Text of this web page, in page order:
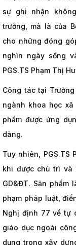
sự ghi nhận
trường, mà là của
cho những đóng
nghìn ngày sống
PGS.TS Phạm Thị
Công tác tại
ngành khoa học
phẩm được ứng
dàng.
Tuy nhiên, PGS.TS
khi được chủ trì và
GD&ĐT. Sản phẩm
phạm pháp luật,
Nghị định 77 về tự
giáo dục ngoài
dụng trong xây